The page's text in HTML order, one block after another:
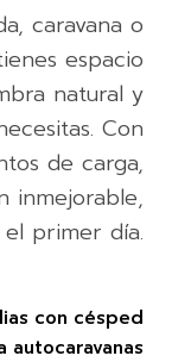
caravana o
espacio
natural y
Con
de carga,
inmejorable,
primer día.
con césped
autocaravanas